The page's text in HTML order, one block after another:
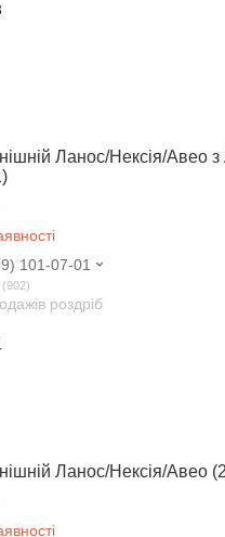
Ланос/Нексія/Авео
101-07-01
902
роздріб
Ланос/Нексія/Авео